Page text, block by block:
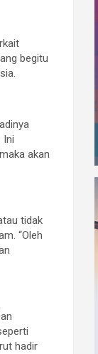
begitu
Ini
akan
tidak
“Oleh
hadir